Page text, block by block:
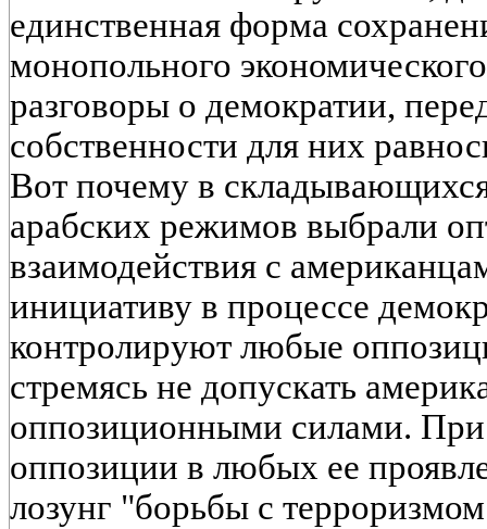
единственная форма
монопольного
разговоры о демократии,
собственности для них
Вот почему в
арабских режимов выбрали
взаимодействия с
инициативу в процессе
контролируют любые
стремясь не допускать
оппозиционными силами. При
оппозиции в любых ее
лозунг "борьбы с